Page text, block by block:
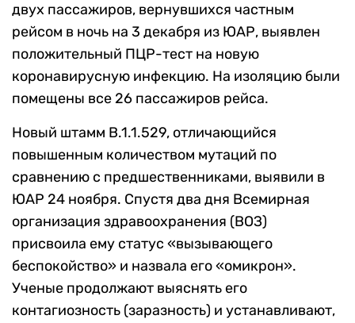
двух пассажиров, вернувшихся частным
рейсом в ночь на 3 декабря из ЮАР, выявлен
положительный ПЦР-тест на новую
коронавирусную инфекцию. На изоляцию были
помещены все 26 пассажиров рейса.
Новый штамм B.1.1.529, отличающийся
повышенным количеством мутаций по
сравнению с предшественниками, выявили в
ЮАР 24 ноября. Спустя два дня Всемирная
организация здравоохранения (ВОЗ)
присвоила ему статус «вызывающего
беспокойство» и назвала его «омикрон».
Ученые продолжают выяснять его
контагиозность (заразность) и устанавливают,